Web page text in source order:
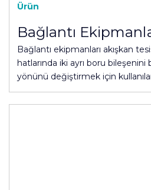
Ürün
Bağlantı
Bağlantı ekipmanları akışkan
hatlarında iki ayrı boru
yönünü değiştirmek için